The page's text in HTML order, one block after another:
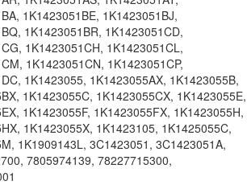
1K1423051BE, 1K1423051BJ,
1K1423051BR, 1K1423051CD,
1K1423051CH, 1K1423051CL,
1K1423051CN, 1K1423051CP,
1K1423055, 1K1423055AX, 1K1423055B,
1K1423055C, 1K1423055CX, 1K1423055E,
1K1423055F, 1K1423055FX, 1K1423055H,
1K1423055X, 1K1423105, 1K1425055C,
1K1909143L, 3C1423051, 3C1423051A,
7805974139, 78227715300,